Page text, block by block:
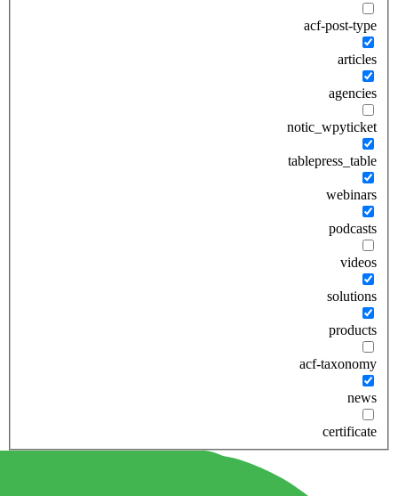
acf-post-type
articles
agencies
notic_wpyticket
tablepress_table
webinars
podcasts
videos
solutions
products
acf-taxonomy
news
certificate